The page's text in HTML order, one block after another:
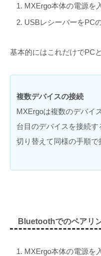
MXErgo本体の電源を
USBレシーバーをPC
基本的にはこれだけでPC
複数デバイスの接続
MXErgoは複数のデバイ
台目のデバイスを接続
切り替えて同様の手順で
Bluetoothでのペアリ
MXErgo本体の電源を